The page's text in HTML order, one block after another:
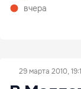
вчера
29 марта 2010,